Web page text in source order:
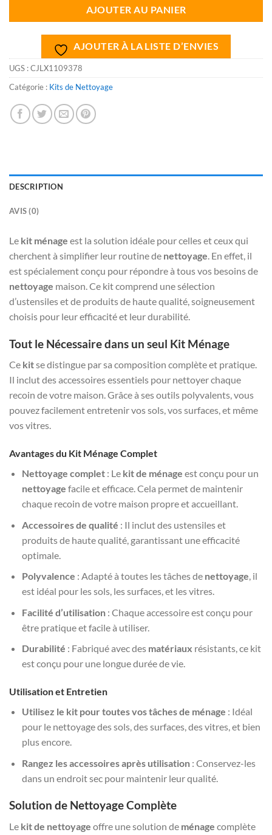
AJOUTER AU PANIER
AJOUTER À LA LISTE D’ENVIES
UGS :CJLX1109378
Catégorie : Kits de Nettoyage
DESCRIPTION
AVIS (0)
Le kit ménage est la solution idéale pour celles et ceux qui
cherchent à simplifier leur routine de nettoyage . En effet, il
est spécialement conçu pour répondre à tous vos besoins de
nettoyage maison. Ce kit comprend une sélection
d’ustensiles et de produits de haute qualité, soigneusement
choisis pour leur efficacité et leur durabilité.
Tout le Nécessaire dans un seul Kit Ménage
Ce kitse distingue par sa composition complète et pratique.
Il inclut des accessoires essentiels pour nettoyer chaque
recoin de votre maison. Grâce à ses outils polyvalents, vous
pouvez facilement entretenir vos sols, vos surfaces, et même
vos vitres.
Avantages du Kit Ménage Complet
Nettoyage complet: Le kit de ménage est conçu pour un
nettoyage facile et efficace. Cela permet de maintenir
chaque recoin de votre maison propre et accueillant.
Accessoires de qualité : Il inclut des ustensiles et
produits de haute qualité, garantissant une efficacité
optimale.
Polyvalence : Adapté à toutes les tâches de nettoyage, il
est idéal pour les sols, les surfaces, et les vitres.
Facilité d’utilisation: Chaque accessoire est conçu pour
être pratique et facile à utiliser.
Durabilité : Fabriqué avec des matériaux résistants, ce kit
est conçu pour une longue durée de vie.
Utilisation et Entretien
Utilisez le kit pour toutes vos tâches de ménage : Idéal
pour le nettoyage des sols, des surfaces, des vitres, et bien
plus encore.
Rangez les accessoires après utilisation: Conservez-les
dans un endroit sec pour maintenir leur qualité.
Solution de Nettoyage Complète
Le kit de nettoyage offre une solution de ménage complète